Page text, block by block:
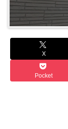
X
Pocket